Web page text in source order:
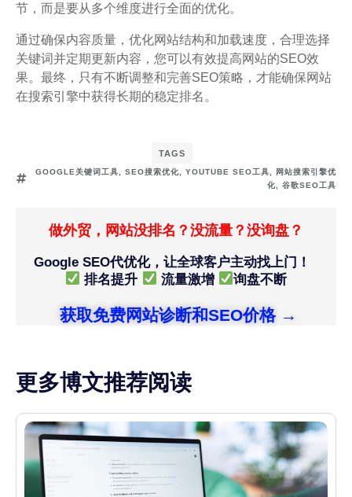
节，而是要从多个维度进行全面的优化。
通过确保内容质量，优化网站结构和加载速度，合理选择
关键词并定期更新内容，您可以有效提高网站的SEO效
果。最终，只有不断调整和完善SEO策略，才能确保网站
在搜索引擎中获得长期的稳定排名。
TAGS
GOOGLE关键词工具 SEO搜索优化 YOUTUBE SEO工具
网站搜索引擎优
化
谷歌SEO工具
做外贸，网站没排名？没流量？没询盘？
Google SEO代优化，让全球客户主动找上门！
排名提升
流量激增 询盘不断
获取免费网站诊断和SEO价格 →
更多博文推荐阅读